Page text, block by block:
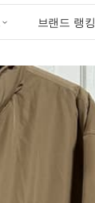
브랜드 랭킹